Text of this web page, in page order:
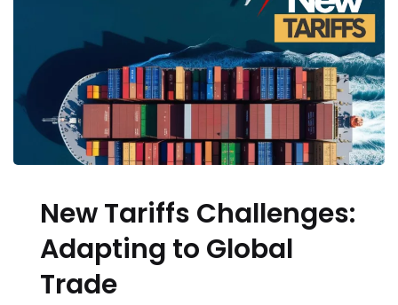
New Tariffs Challenges:
Adapting to Global
Trade